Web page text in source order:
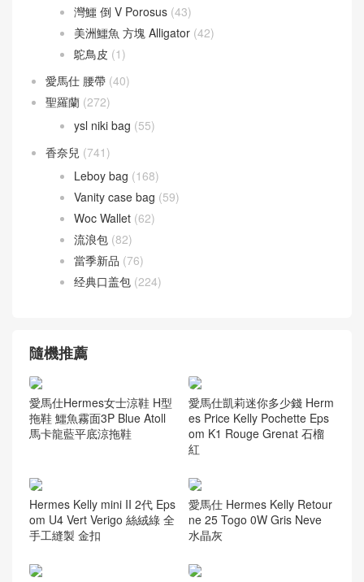
灣鱷 倒 V Porosus (43)
美洲鱷魚 方塊 Alligator (42)
鴕鳥皮 (1)
愛馬仕 腰帶 (40)
聖羅蘭 (272)
ysl niki bag (55)
香奈兒 (741)
Leboy bag (168)
Vanity case bag (59)
Woc Wallet (62)
流浪包 (82)
當季新品 (76)
经典口盖包 (224)
隨機推薦
愛馬仕Hermes女士涼鞋 H型
拖鞋 鱷魚霧面3P Blue Atoll
馬卡龍藍平底涼拖鞋
愛馬仕凱莉迷你多少錢 Herm
es Price Kelly Pochette Eps
om K1 Rouge Grenat 石榴
紅
Hermes Kelly mini II 2代 Eps
om U4 Vert Verigo 絲絨綠 全
手工縫製 金扣
愛馬仕 Hermes Kelly Retour
ne 25 Togo 0W Gris Neve
水晶灰